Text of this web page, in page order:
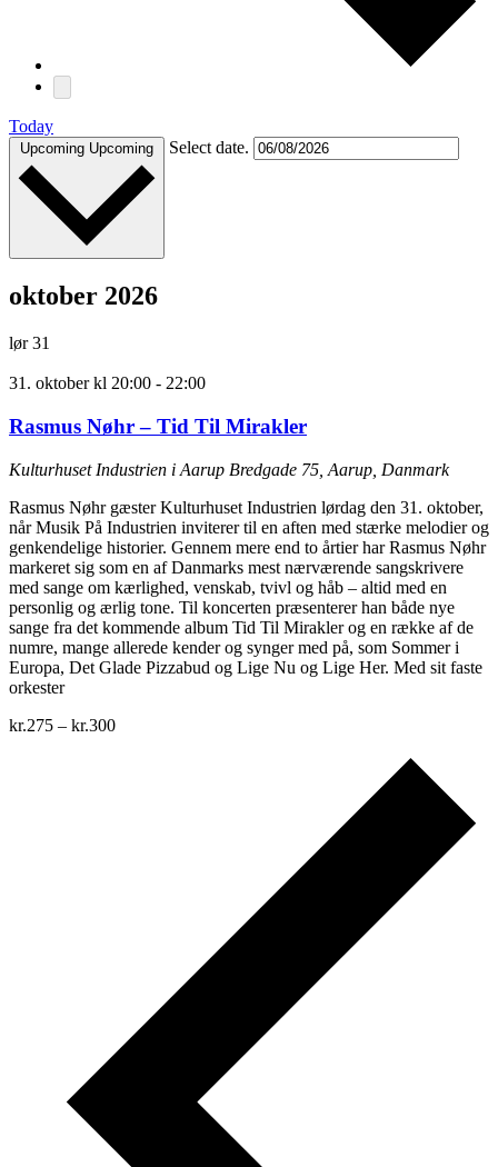
Today
Upcoming Upcoming Select date.
oktober 2026
lør31
31. oktober kl 20:00 - 22:00
Rasmus Nøhr – Tid Til Mirakler
Kulturhuset Industrien i Aarup Bredgade 75, Aarup, Danmark
Rasmus Nøhr gæster Kulturhuset Industrien lørdag den 31. oktober,
når Musik På Industrien inviterer til en aften med stærke melodier og
genkendelige historier. Gennem mere end to årtier har Rasmus Nøhr
markeret sig som en af Danmarks mest nærværende sangskrivere
med sange om kærlighed, venskab, tvivl og håb – altid med en
personlig og ærlig tone. Til koncerten præsenterer han både nye
sange fra det kommende album Tid Til Mirakler og en række af de
numre, mange allerede kender og synger med på, som Sommer i
Europa, Det Glade Pizzabud og Lige Nu og Lige Her. Med sit faste
orkester
kr.275 – kr.300